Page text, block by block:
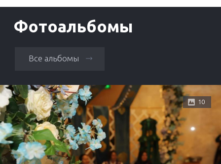
Фотоальбомы
Все альбомы
10